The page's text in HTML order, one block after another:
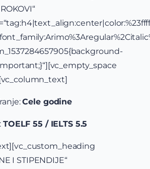
Cele godine
TOELF 55 / IELTS 5.5
I STIPENDIJE“